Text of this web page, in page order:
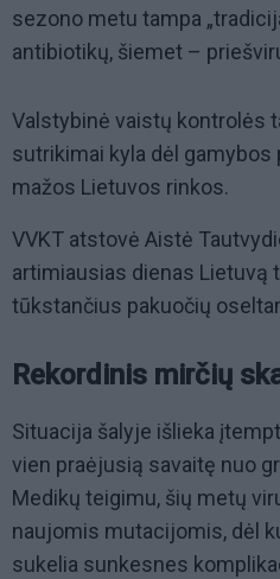
sezono metu tampa
antibiotikų, šiemet –
Valstybinė vaistų kontrolės
sutrikimai kyla dėl
mažos Lietuvos rinkos.
VVKT atstovė Aistė
artimiausias dienas Lietuvą
tūkstančius pakuočių
Rekordinis mirčių
Situacija šalyje išlieka
vien praėjusią savaitę nuo
Medikų teigimu, šių metų
naujomis mutacijomis, dėl
sukelia sunkesnes